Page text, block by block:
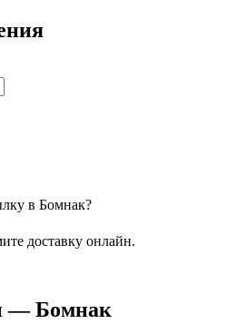
в Бомнак?
доставку онлайн.
— Бомнак